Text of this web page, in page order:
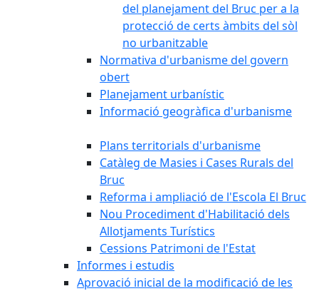
del planejament del Bruc per a la
protecció de certs àmbits del sòl
no urbanitzable
Normativa d'urbanisme del govern
obert
Planejament urbanístic
Informació geogràfica d'urbanisme
Plans territorials d'urbanisme
Catàleg de Masies i Cases Rurals del
Bruc
Reforma i ampliació de l'Escola El Bruc
Nou Procediment d'Habilitació dels
Allotjaments Turístics
Cessions Patrimoni de l'Estat
Informes i estudis
Aprovació inicial de la modificació de les